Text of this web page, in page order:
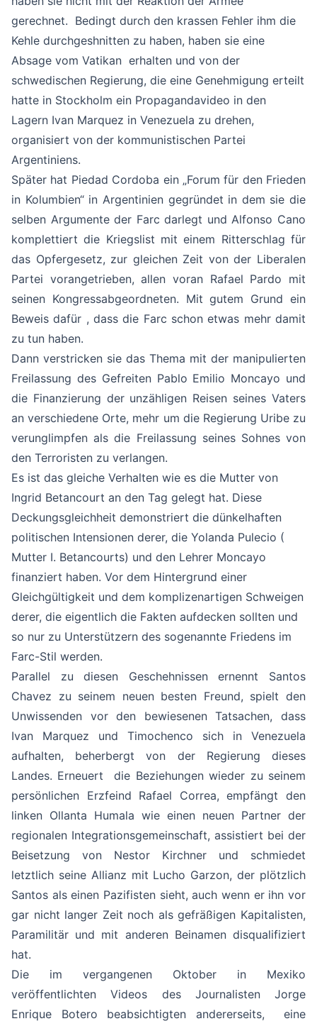
gerechnet. Bedingt durch den krassen Fehler ihm die
Kehle durchgeshnitten zu haben, haben sie eine
Absage vom Vatikan erhalten und von der
schwedischen Regierung, die eine Genehmigung erteilt
hatte in Stockholm ein Propagandavideo in den
Lagern Ivan Marquez in Venezuela zu drehen,
organisiert von der kommunistischen Partei
Argentiniens.
Später hat Piedad Cordoba ein „Forum für den Frieden
in Kolumbien“ in Argentinien gegründet in dem sie die
selben Argumente der Farc darlegt und Alfonso Cano
komplettiert die Kriegslist mit einem Ritterschlag für
das Opfergesetz, zur gleichen Zeit von der Liberalen
Partei vorangetrieben, allen voran Rafael Pardo mit
seinen Kongressabgeordneten. Mit gutem Grund ein
Beweis dafür , dass die Farc schon etwas mehr damit
zu tun haben.
Dann verstricken sie das Thema mit der manipulierten
Freilassung des Gefreiten Pablo Emilio Moncayo und
die Finanzierung der unzähligen Reisen seines Vaters
an verschiedene Orte, mehr um die Regierung Uribe zu
verunglimpfen als die Freilassung seines Sohnes von
den Terroristen zu verlangen.
Es ist das gleiche Verhalten wie es die Mutter von
Ingrid Betancourt an den Tag gelegt hat. Diese
Deckungsgleichheit demonstriert die dünkelhaften
politischen Intensionen derer, die Yolanda Pulecio (
Mutter I. Betancourts) und den Lehrer Moncayo
finanziert haben. Vor dem Hintergrund einer
Gleichgültigkeit und dem komplizenartigen Schweigen
derer, die eigentlich die Fakten aufdecken sollten und
so nur zu Unterstützern des sogenannte Friedens im
Farc-Stil werden.
Parallel zu diesen Geschehnissen ernennt Santos
Chavez zu seinem neuen besten Freund, spielt den
Unwissenden vor den bewiesenen Tatsachen, dass
Ivan Marquez und Timochenco sich in Venezuela
aufhalten, beherbergt von der Regierung dieses
Landes. Erneuert die Beziehungen wieder zu seinem
persönlichen Erzfeind Rafael Correa, empfängt den
linken Ollanta Humala wie einen neuen Partner der
regionalen Integrationsgemeinschaft, assistiert bei der
Beisetzung von Nestor Kirchner und schmiedet
letztlich seine Allianz mit Lucho Garzon, der plötzlich
Santos als einen Pazifisten sieht, auch wenn er ihn vor
gar nicht langer Zeit noch als gefräßigen Kapitalisten,
Paramilitär und mit anderen Beinamen disqualifiziert
hat.
Die im vergangenen Oktober in Mexiko
veröffentlichten Videos des Journalisten Jorge
Enrique Botero beabsichtigten andererseits, eine